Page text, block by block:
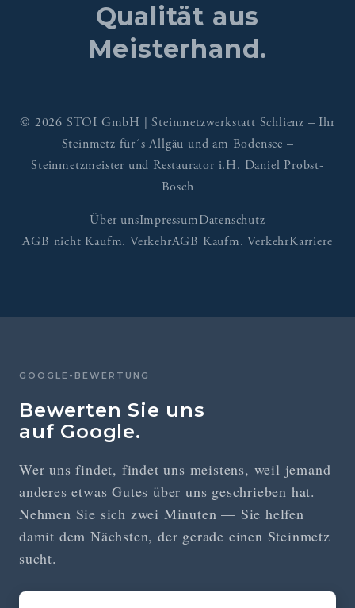
Qualität aus
Meisterhand.
© 2026 STOI GmbH | Steinmetzwerkstatt Schlienz – Ihr
Steinmetz für´s Allgäu und am Bodensee –
Steinmetzmeister und Restaurator i.H. Daniel Probst-
Bosch
Über unsImpressumDatenschutz
AGB nicht Kaufm. VerkehrAGB Kaufm. VerkehrKarriere
GOOGLE-BEWERTUNG
Bewerten Sie uns
auf Google.
Wer uns findet, findet uns meistens, weil jemand
anderes etwas Gutes über uns geschrieben hat.
Nehmen Sie sich zwei Minuten — Sie helfen
damit dem Nächsten, der gerade einen Steinmetz
sucht.